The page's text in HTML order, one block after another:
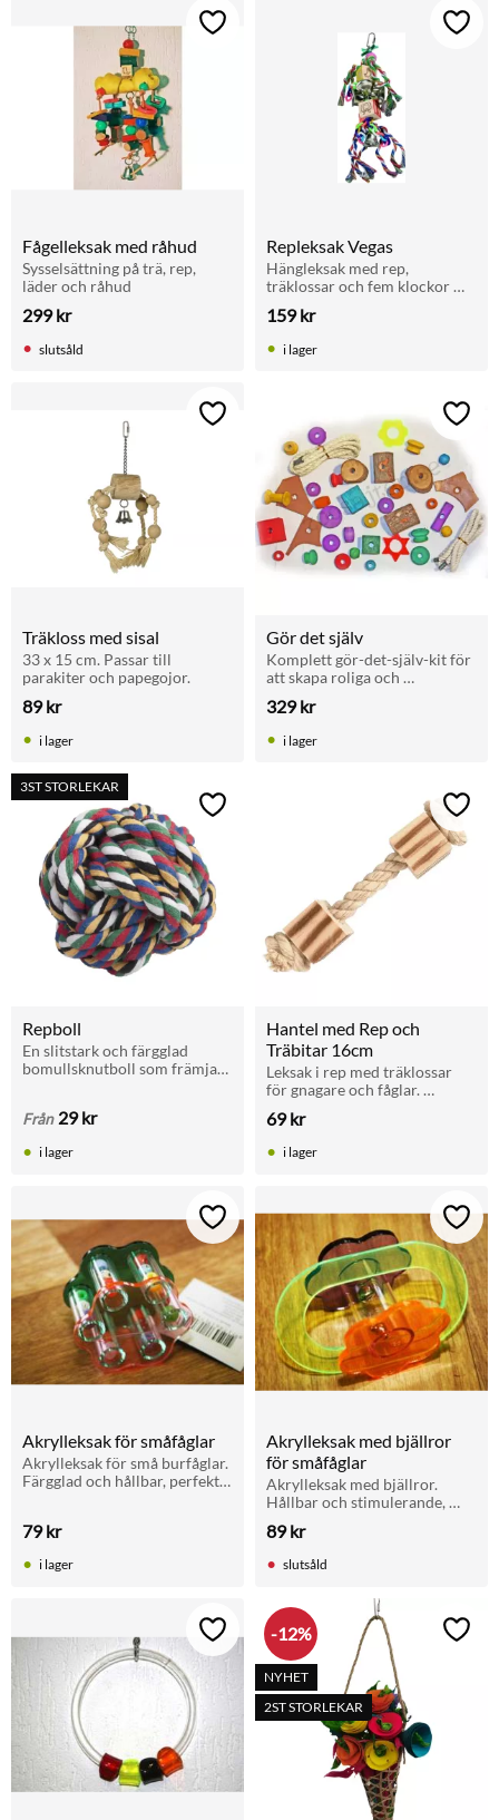
Fågelleksak med råhud
Sysselsättning på trä, rep,
läder och råhud
299kr
Lägg till i favoriter
slutsåld
Repleksak Vegas
Hängleksak med rep,
träklossar och fem klockor
andra större burfåglar.
159kr
Lägg
i lager
Träkloss med sisal
33 x 15 cm. Passar till
parakiter och papegojor.
89kr
Lägg till i favoriter
i lager
Gör det själv
Komplett gör-det-själv-kit för
att skapa roliga och
papegojor. Innehåller trä, rep
329kr
Lägg
i lager
Repboll
En slitstark och färgglad
bomullsknutboll som främjar
masserar den tandköttet och
Från 29kr
3ST STORLEKAR
Lägg till i favoriter
i lager
Hantel med Rep och
Träbitar 16cm
Leksak i rep med träklossar
för gnagare och fåglar.
aktivering.
69kr
Lägg
i lager
Akrylleksak för småfåglar
Akrylleksak för små burfåglar.
Färgglad och hållbar, perfekt
79kr
Lägg till i favoriter
i lager
Akrylleksak med bjällror
för småfåglar
Akrylleksak med bjällror.
Hållbar och stimulerande,
småfåglar.
89kr
Lägg
slutsåld
Lägg till i favoriter
12%
NYHET
2ST STORLEKAR
Lägg